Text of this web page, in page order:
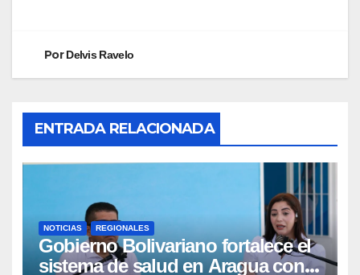
PorDelvis Ravelo
ENTRADA RELACIONADA
NOTICIAS REGIONALES
Gobierno Bolivariano fortalece el
sistema de salud en Aragua con